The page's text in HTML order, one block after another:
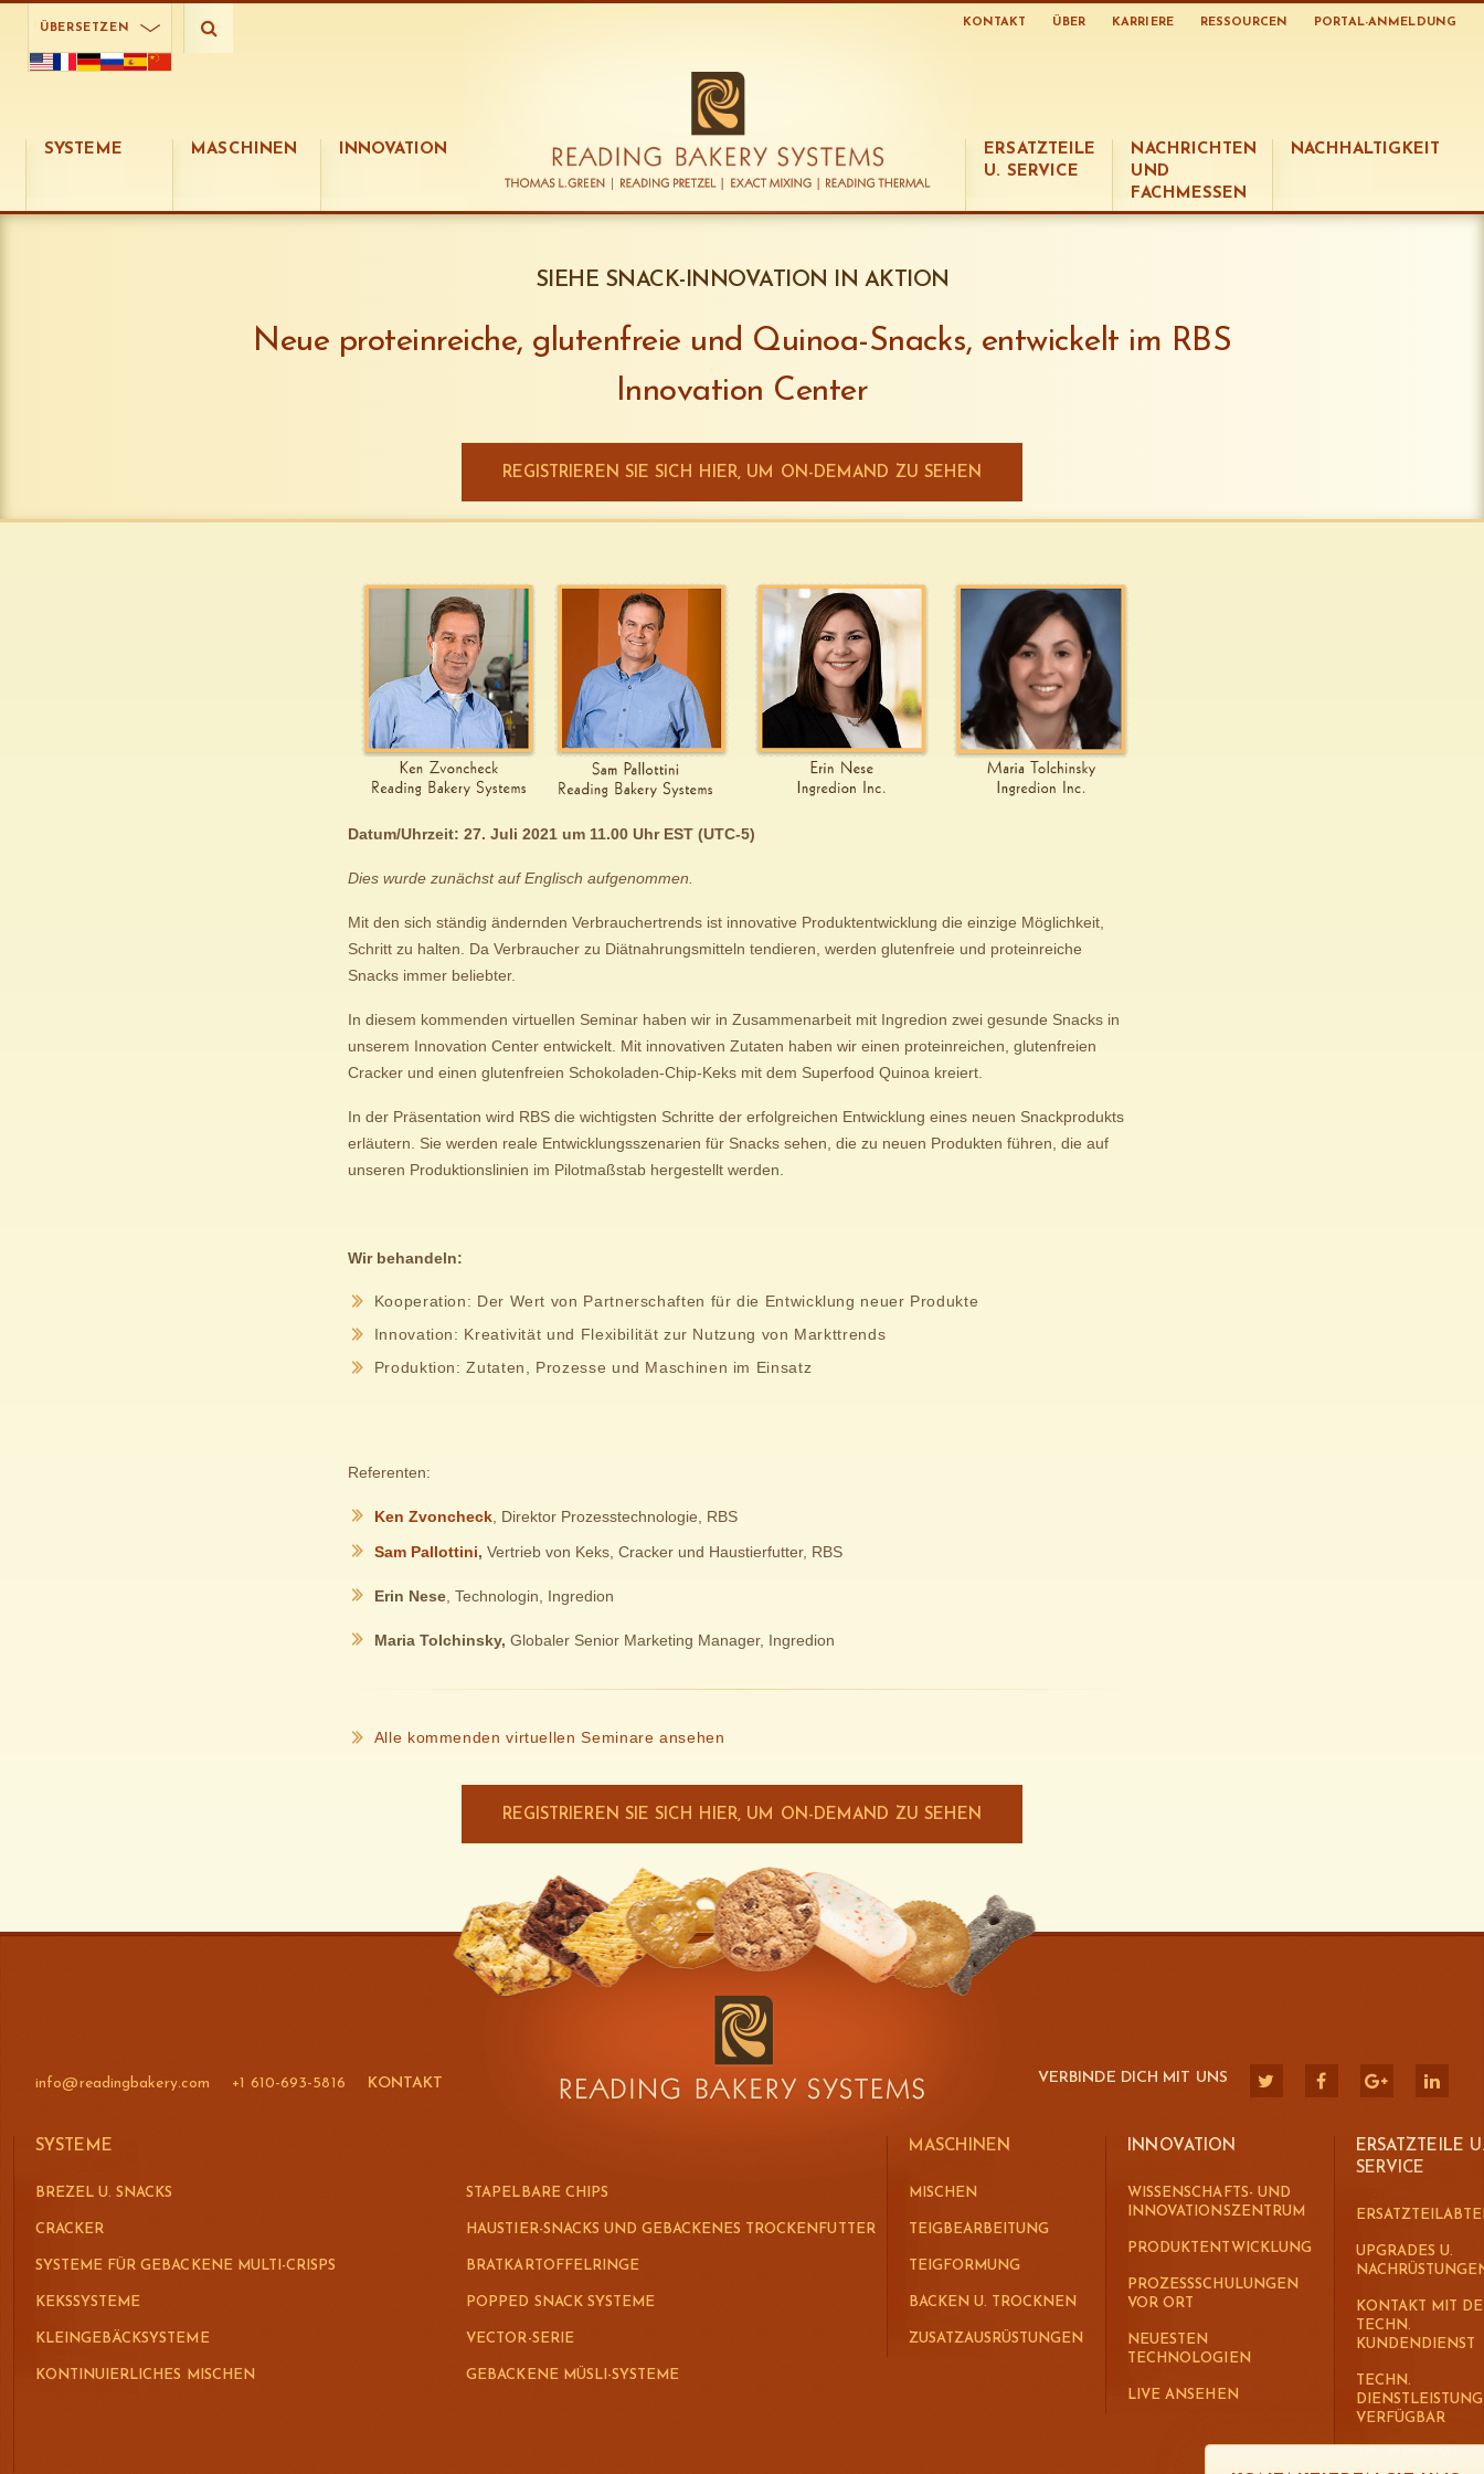
ÜBERSETZEN KONTAKT ÜBER KARRIERE RESSOURCEN PORTAL-ANMELDUNG
SYSTEME MASCHINEN INNOVATION
ERSATZTEILE
U. SERVICE
NACHRICHTEN
UND
FACHMESSEN
NACHHALTIGKEIT
SIEHE SNACK-INNOVATION IN AKTION
Neue proteinreiche, glutenfreie und Quinoa-Snacks, entwickelt im RBS
Innovation Center
REGISTRIEREN SIE SICH HIER, UM ON-DEMAND ZU SEHEN
Datum/Uhrzeit: 27. Juli 2021 um 11.00 Uhr EST (UTC-5)
Dies wurde zunächst auf Englisch aufgenommen.
Mit den sich ständig ändernden Verbrauchertrends ist innovative Produktentwicklung die einzige Möglichkeit,
Schritt zu halten. Da Verbraucher zu Diätnahrungsmitteln tendieren, werden glutenfreie und proteinreiche
Snacks immer beliebter.
In diesem kommenden virtuellen Seminar haben wir in Zusammenarbeit mit Ingredion zwei gesunde Snacks in
unserem Innovation Center entwickelt. Mit innovativen Zutaten haben wir einen proteinreichen, glutenfreien
Cracker und einen glutenfreien Schokoladen-Chip-Keks mit dem Superfood Quinoa kreiert.
In der Präsentation wird RBS die wichtigsten Schritte der erfolgreichen Entwicklung eines neuen Snackprodukts
erläutern. Sie werden reale Entwicklungsszenarien für Snacks sehen, die zu neuen Produkten führen, die auf
unseren Produktionslinien im Pilotmaßstab hergestellt werden.
Wir behandeln:
Kooperation: Der Wert von Partnerschaften für die Entwicklung neuer Produkte
Innovation: Kreativität und Flexibilität zur Nutzung von Markttrends
Produktion: Zutaten, Prozesse und Maschinen im Einsatz
Referenten:
Ken Zvoncheck, Direktor Prozesstechnologie, RBS
Sam Pallottini, Vertrieb von Keks, Cracker und Haustierfutter, RBS
Erin Nese, Technologin, Ingredion
Maria Tolchinsky, Globaler Senior Marketing Manager, Ingredion
Alle kommenden virtuellen Seminare ansehen
REGISTRIEREN SIE SICH HIER, UM ON-DEMAND ZU SEHEN
info@readingbakery.com +1 610-693-5816 KONTAKT VERBINDE DICH MIT UNS
SYSTEME
BREZEL U. SNACKS
CRACKER
SYSTEME FÜR GEBACKENE MULTI-CRISPS
KEKSSYSTEME
KLEINGEBÄCKSYSTEME
KONTINUIERLICHES MISCHEN
STAPELBARE CHIPS
HAUSTIER-SNACKS UND GEBACKENES TROCKENFUTTER
BRATKARTOFFELRINGE
POPPED SNACK SYSTEME
VECTOR-SERIE
GEBACKENE MÜSLI-SYSTEME
MASCHINEN
MISCHEN
TEIGBEARBEITUNG
TEIGFORMUNG
BACKEN U. TROCKNEN
ZUSATZAUSRÜSTUNGEN
INNOVATION
WISSENSCHAFTS- UND
INNOVATIONSZENTRUM
PRODUKTENTWICKLUNG
PROZESSSCHULUNGEN
VOR ORT
NEUESTEN
TECHNOLOGIEN
LIVE ANSEHEN
ERSATZTEILE
SERVICE
UPGRADES U.
KONTAKT MIT
TECHN.
KUNDENDIENST
TECHN.
VERFÜGBAR